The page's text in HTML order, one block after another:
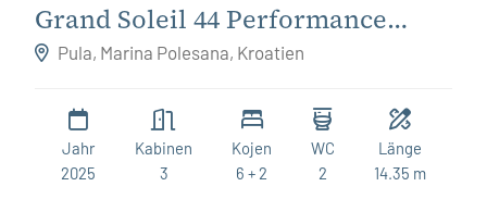
Grand Soleil 44 Performance
Destiny
Pula, Marina Polesana, Kroatien
Jahr
2025
Kabinen
3
Kojen
6 + 2
WC
2
Länge
14.35 m